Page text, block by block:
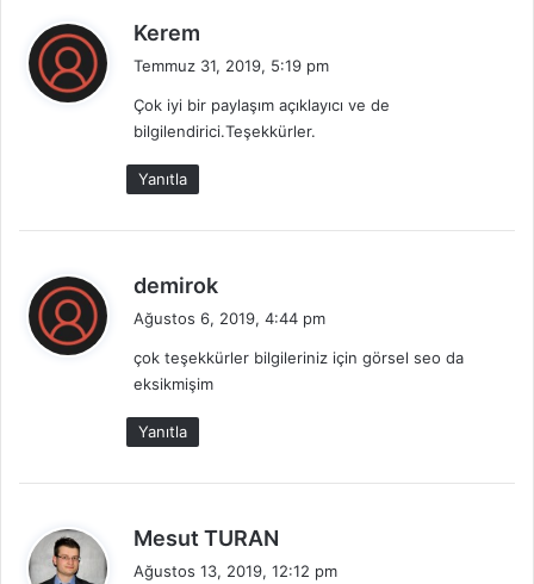
Kerem
i
k
Temmuz 31, 2019, 5:19 pm
Çok iyi bir paylaşım açıklayıcı ve de
bilgilendirici.Teşekkürler.
Yanıtla
demirok
i
Ağustos 6, 2019, 4:44 pm
çok teşekkürler bilgileriniz için görsel seo da
eksikmişim
Yanıtla
Mesut TURAN
Ağustos 13, 2019, 12:12 pm